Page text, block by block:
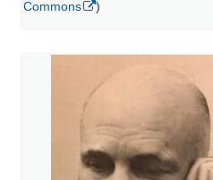
Commons
)